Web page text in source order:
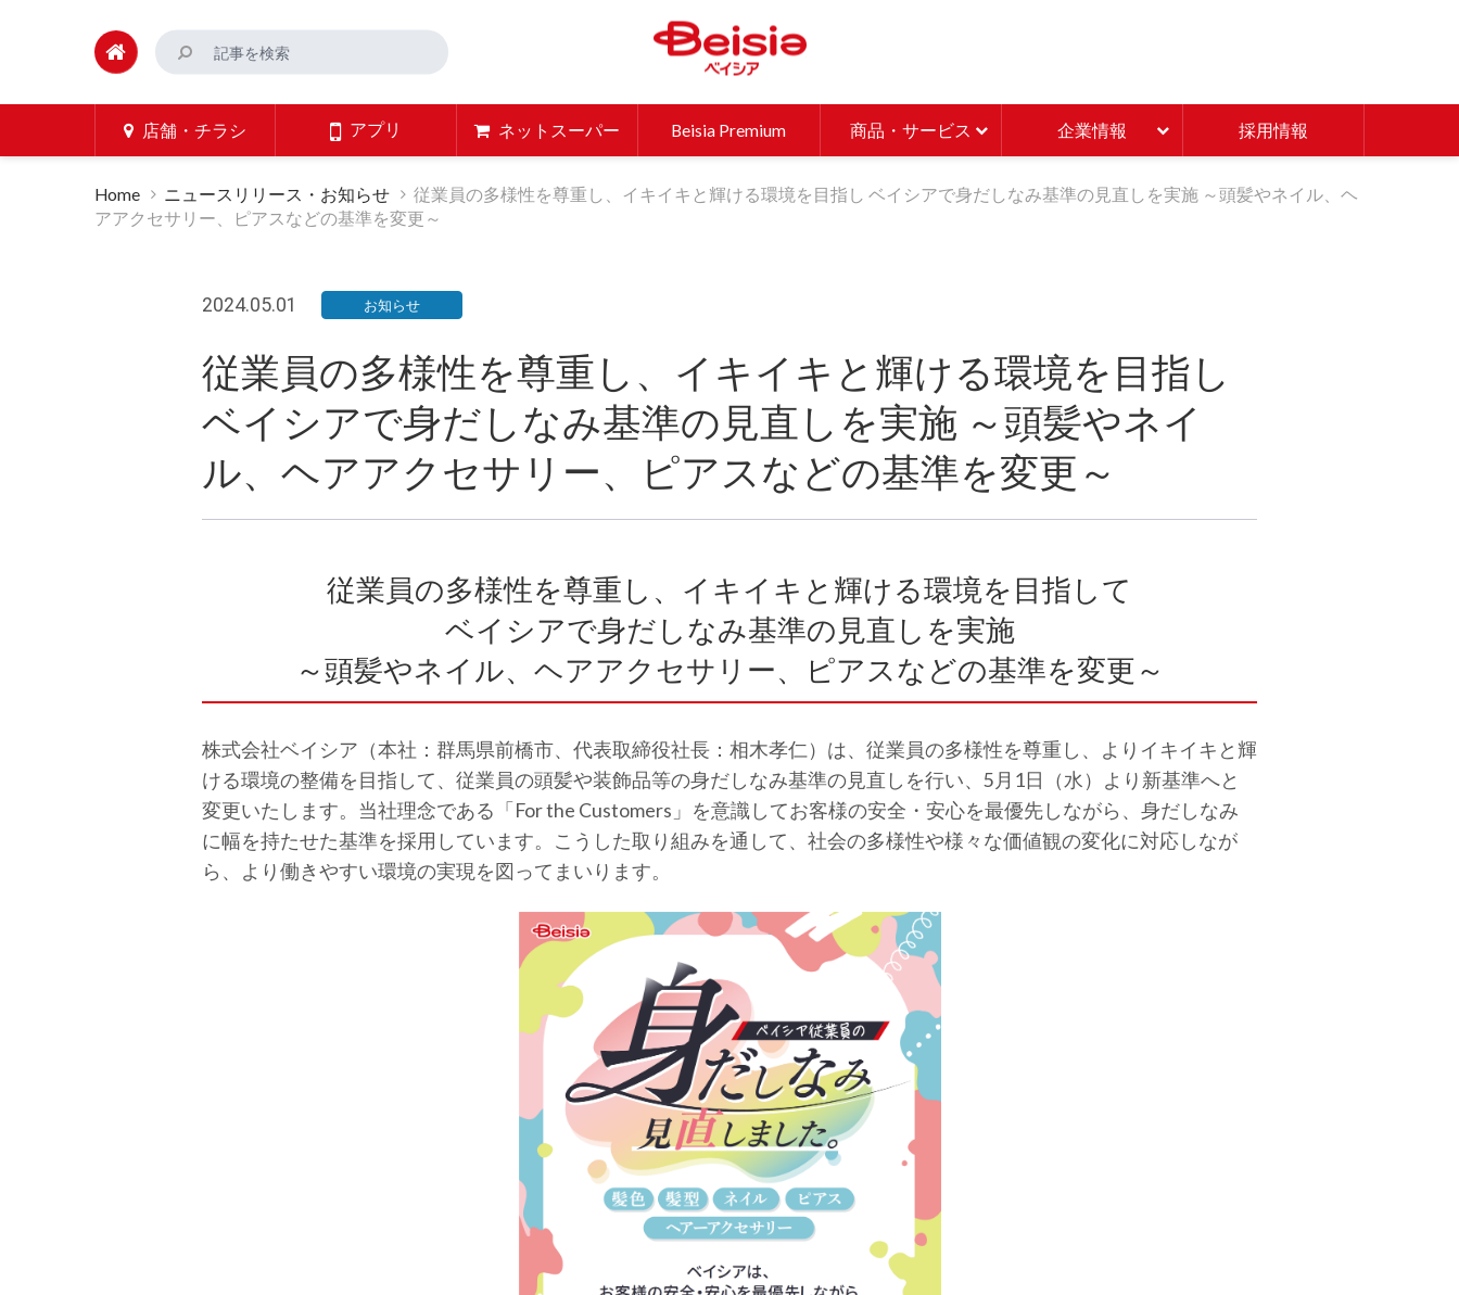
店舗・チラシ アプリ ネットスーパー Beisia Premium 商品・サービス 企業情報 採用情報
Home ニュースリリース・お知らせ
従業員の多様性を尊重し、イキイキと輝ける環境を目指し ベイシアで身だしなみ基準の見直しを実施 ～頭髪やネイル、ヘ
アアクセサリー、ピアスなどの基準を変更～
2024.05.01 お知らせ
従業員の多様性を尊重し、イキイキと輝ける環境を目指し
ベイシアで身だしなみ基準の見直しを実施 ～頭髪やネイ
ル、ヘアアクセサリー、ピアスなどの基準を変更～
従業員の多様性を尊重し、イキイキと輝ける環境を目指して
ベイシアで身だしなみ基準の見直しを実施
～頭髪やネイル、ヘアアクセサリー、ピアスなどの基準を変更～
株式会社ベイシア（本社：群馬県前橋市、代表取締役社長：相木孝仁）は、従業員の多様性を尊重し、よりイキイキと輝
ける環境の整備を目指して、従業員の頭髪や装飾品等の身だしなみ基準の見直しを行い、5月1日（水）より新基準へと
変更いたします。当社理念である「For the Customers」を意識してお客様の安全・安心を最優先しながら、身だしなみ
に幅を持たせた基準を採用しています。こうした取り組みを通して、社会の多様性や様々な価値観の変化に対応しなが
ら、より働きやすい環境の実現を図ってまいります。